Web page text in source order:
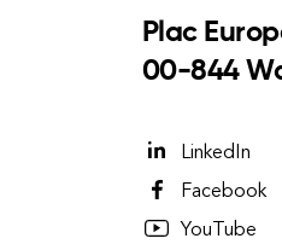
Plac
00-844
LinkedIn
Facebook
YouTube